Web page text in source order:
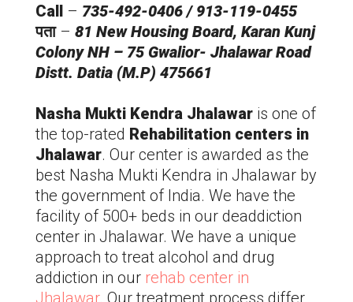
Call – 735-492-0406 / 913-119-0455
पता– 81 New Housing Board, Karan Kunj
Colony NH – 75 Gwalior- JhalawarRoad
Distt. Datia (M.P) 475661
Nasha Mukti Kendra Jhalawar is one of
the top-rated Rehabilitation centers in
Jhalawar. Our center is awarded as the
best Nasha Mukti Kendra in Jhalawar by
the government of India. We have the
facility of 500+ beds in our deaddiction
center in Jhalawar. We have a unique
approach to treat alcohol and drug
addiction in our rehab center in
Jhalawar. Our treatment process differ